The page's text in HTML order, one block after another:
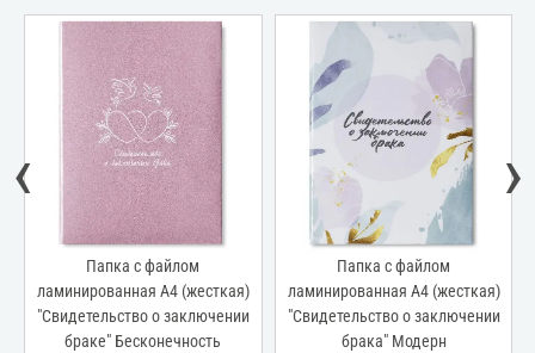
Папка с файлом
ламинированная А4 (жесткая)
"Свидетельство о заключении
браке" Бесконечность
Папка с файлом
ламинированная А4 (жесткая)
"Свидетельство о заключении
брака" Модерн
‹ ›